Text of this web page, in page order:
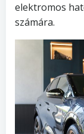
elektromos
számára.